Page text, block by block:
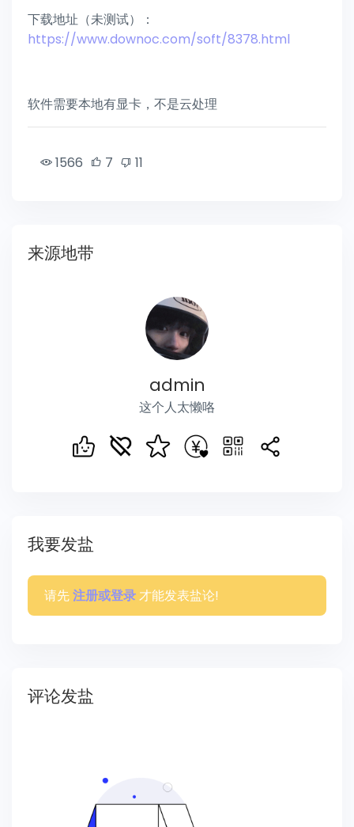
下载地址（未测试）：
https://www.downoc.com/soft/8378.html
软件需要本地有显卡，不是云处理
1566 7 11
来源地带
admin
这个人太懒咯
我要发盐
请先 注册或登录 才能发表盐论!
评论发盐